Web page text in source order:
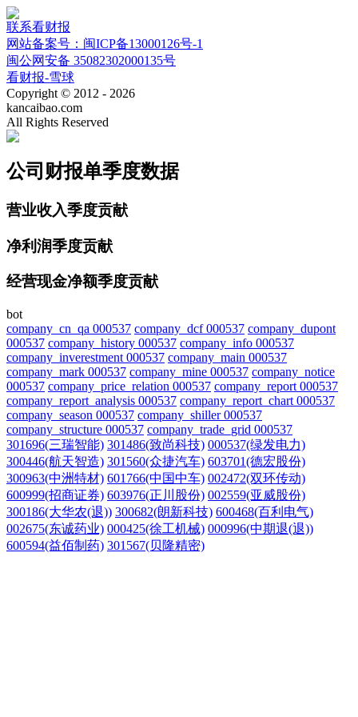
联系看财报
网站备案号：闽ICP备13000126号-1
闽公网安备 35082302000135号
看财报-雪球
Copyright © 2012 - 2026
kancaibao.com
All Rights Reserved
公司财报单季度数据
营业收入季度贡献
净利润季度贡献
经营现金净额季度贡献
bot
company_cn_qa 000537 company_dcf 000537 company_dupont
000537 company_history 000537 company_info 000537
company_inverestment 000537 company_main 000537
company_mark 000537 company_mine 000537 company_notice
000537 company_price_relation 000537 company_report 000537
company_report_analysis 000537 company_report_chart 000537
company_season 000537 company_shiller 000537
company_structure 000537 company_trade_grid 000537
301696(三瑞智能) 301486(致尚科技) 000537(绿发电力)
300446(航天智造) 301560(众捷汽车) 603701(德宏股份)
300963(中洲特材) 601766(中国中车) 002472(双环传动)
600999(招商证券) 603976(正川股份) 002559(亚威股份)
300186(大华农(退)) 300682(朗新科技) 600468(百利电气)
002675(东诚药业) 000425(徐工机械) 000996(中期退(退))
600594(益佰制药) 301567(贝隆精密)